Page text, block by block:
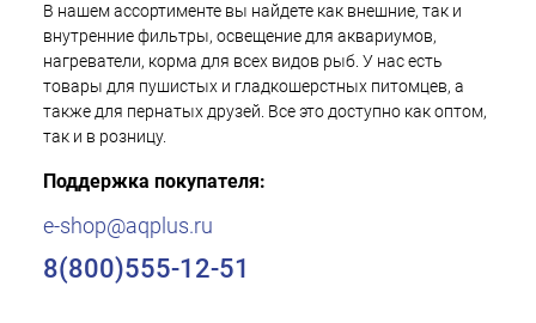
В нашем ассортименте вы найдете как внешние, так и
внутренние фильтры, освещение для аквариумов,
нагреватели, корма для всех видов рыб. У нас есть
товары для пушистых и гладкошерстных питомцев, а
также для пернатых друзей. Все это доступно как оптом,
так и в розницу.
Поддержка покупателя:
e-shop@aqplus.ru
8(800)555-12-51